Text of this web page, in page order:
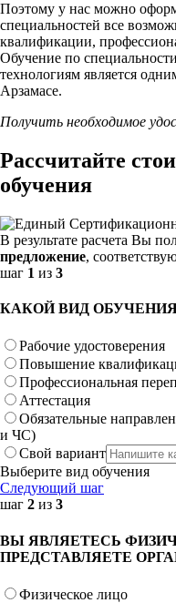
Поэтому у нас можно
специальностей все
квалификации,
Обучение по
технологиям является
Арзамасе.
Получить необходимое
Рассчитайте
обучения
В результате расчета Вы
предложение,
шаг 1 из 3
КАКОЙ ВИД
Рабочие удостоверения
Повышение
Профессиональная
Аттестация
Обязательные
и ЧС)
Свой вариант
Выберите вид обучения
Следующий шаг
шаг 2 из 3
ВЫ ЯВЛЯЕТЕСЬ
ПРЕДСТАВЛЯЕТЕ
Физическое лицо